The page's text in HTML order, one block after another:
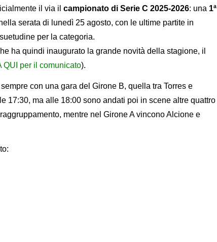
il via il campionato di Serie C 2025-2026: una 1ª
serata di lunedì 25 agosto, con le ultime partite in
per la categoria.
ha quindi inaugurato la grande novità della stagione, il
QUI per il comunicato).
con una gara del Girone B, quella tra Torres e
17:30, ma alle 18:00 sono andati poi in scene altre quattro
mentre nel Girone A vincono Alcione e